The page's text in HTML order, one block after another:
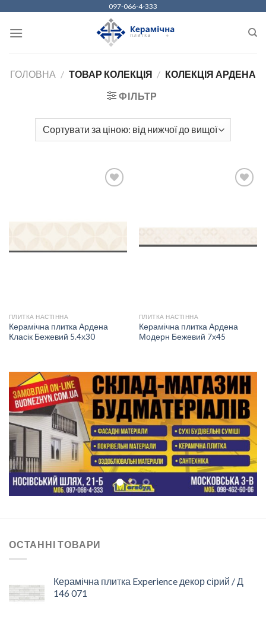
content
097-066-4-333
ГОЛОВНА / ТОВАР КОЛЕКЦІЯ / КОЛЕКЦІЯ АРДЕНА
ФІЛЬТР
ПЛИТКА НАСТІННА
Керамічна плитка Ардена
Класік Бежевий 5.4х30
ДО
БАЖАНЬ
ПЛИТКА НАСТІННА
Керамічна плитка Ардена
Модерн Бежевий 7х45
ОСТАННІ ТОВАРИ
Керамічна плитка Experience декор сірий / Д
146 071